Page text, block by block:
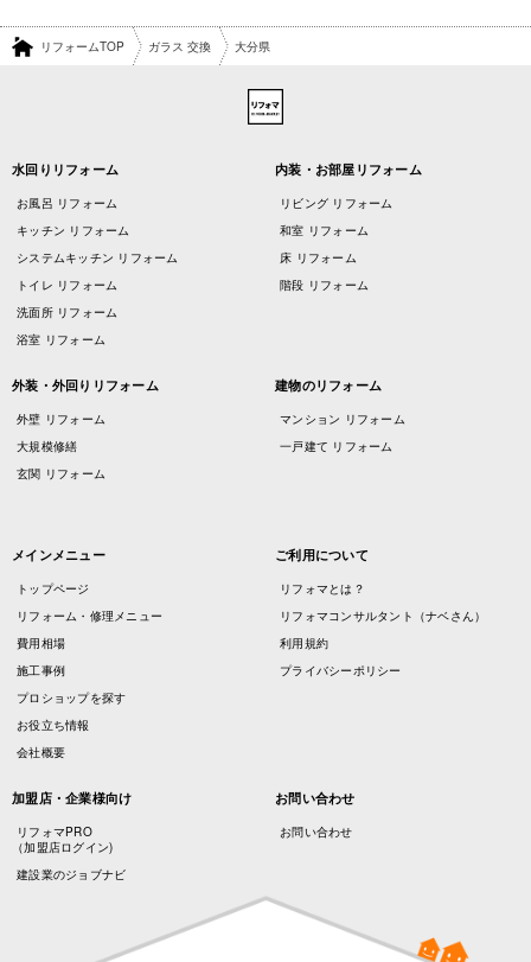
リフォームTOP ガラス 交換 大分県
水回りリフォーム
お風呂 リフォーム
キッチン リフォーム
システムキッチン リフォーム
トイレ リフォーム
洗面所 リフォーム
浴室 リフォーム
内装・お部屋リフォーム
リビング リフォーム
和室 リフォーム
床 リフォーム
階段 リフォーム
外装・外回りリフォーム
外壁 リフォーム
大規模修繕
玄関 リフォーム
建物のリフォーム
マンション リフォーム
一戸建て リフォーム
メインメニュー
トップページ
リフォーム・修理メニュー
費用相場
施工事例
プロショップを探す
お役立ち情報
会社概要
ご利用について
リフォマとは？
リフォマコンサルタント（ナベさん）
利用規約
プライバシーポリシー
加盟店・企業様向け
リフォマPRO
（加盟店ログイン)
建設業のジョブナビ
お問い合わせ
お問い合わせ